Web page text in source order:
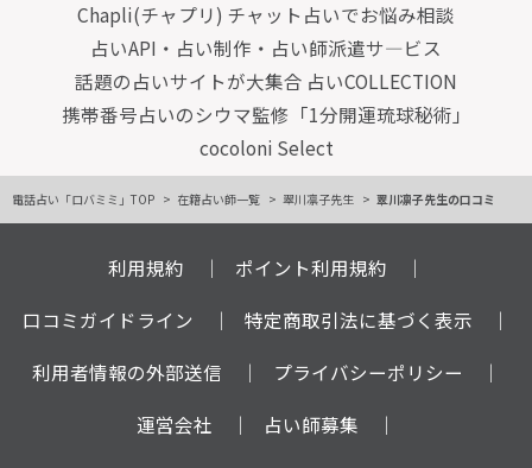
Chapli(チャプリ) チャット占いでお悩み相談
占いAPI・占い制作・占い師派遣サ―ビス
話題の占いサイトが大集合 占いCOLLECTION
携帯番号占いのシウマ監修「1分開運琉球秘術」
cocoloni Select
電話占い「ロバミミ」TOP 在籍占い師一覧 翠川凛子先生 翠川凛子先生の口コミ
利用規約
ポイント利用規約
口コミガイドライン
特定商取引法に基づく表示
利用者情報の外部送信
プライバシーポリシー
運営会社
占い師募集